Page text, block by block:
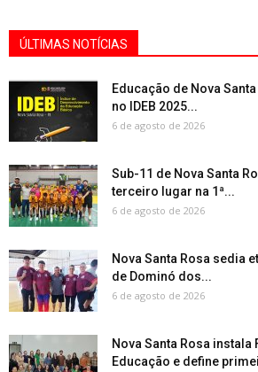
ÚLTIMAS NOTÍCIAS
Educação de Nova
no IDEB 2025...
6 de agosto de 2026
Sub-11 de Nova Santa
terceiro lugar na 1ª...
6 de agosto de 2026
Nova Santa Rosa sedia
de Dominó dos...
6 de agosto de 2026
Nova Santa Rosa
Educação e define